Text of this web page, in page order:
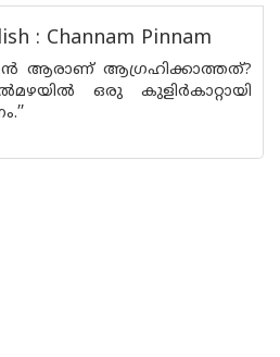
: Channam Pinnam
ആരാണ് ആഗ്രഹിക്കാത്തത്?
ഒരു കുളിര്‍കാറ്റായി